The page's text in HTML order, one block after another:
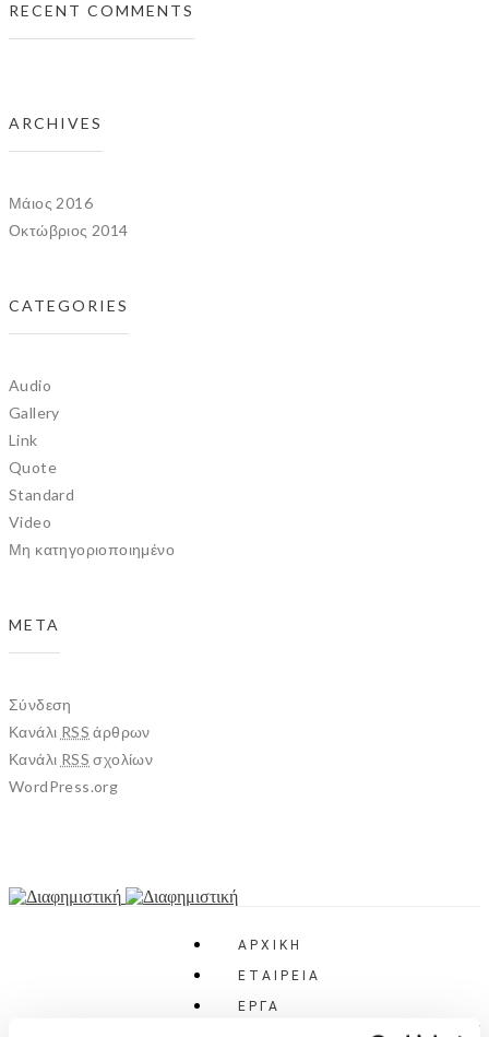
RECENT COMMENTS
ARCHIVES
Μάιος 2016
Οκτώβριος 2014
CATEGORIES
Audio
Gallery
Link
Quote
Standard
Video
Μη κατηγοριοποιημένο
META
Σύνδεση
Κανάλι RSS άρθρων
Κανάλι RSS σχολίων
WordPress.org
ΑΡΧΙΚΗ
ΕΤΑΙΡΕΙΑ
ΕΡΓΑ